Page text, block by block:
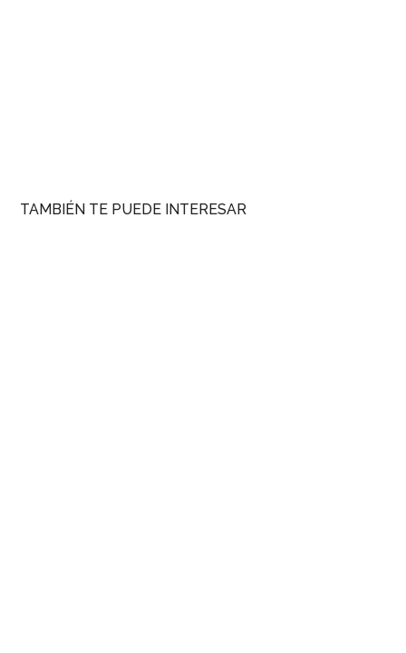
TAMBIÉN TE PUEDE INTERESAR